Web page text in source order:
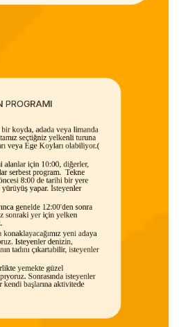
koyda, adada veya limanda
seçtiğniz yelkenli turuna
veya Ege Koyları olabiliyor.(
için 10:00, diğerler,
program. Tekne
8:00 de tarihi bir yere
yapar. İsteyenler
genelde 12:00'den sonra
yer için yelken
yeni adaya
Isteyenler denizin,
tadını çıkartabilir, isteyenler
yemekte güzel
Sonrasında isteyenler
başlarına aktivitede